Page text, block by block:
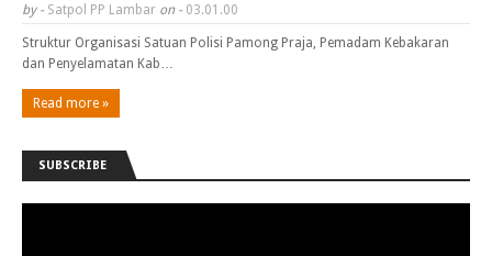
by - Satpol PP Lambar on - 03.01.00
Struktur Organisasi Satuan Polisi Pamong Praja, Pemadam Kebakaran
dan Penyelamatan Kab…
Read more »
SUBSCRIBE